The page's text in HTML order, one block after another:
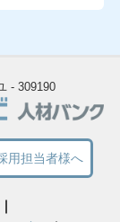
- 309190
用担当者様へ